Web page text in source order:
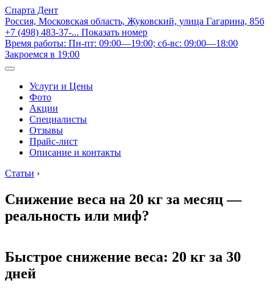
Спарта Дент
Россия, Московская область, Жуковский, улица Гагарина, 85б
+7 (498) 483-37-... Показать номер
Время работы: Пн-пт: 09:00—19:00; сб-вс: 09:00—18:00
Закроемся в 19:00
Услуги и Цены
Фото
Акции
Специалисты
Отзывы
Прайс-лист
Описание и контакты
Статьи ›
Снижение веса на 20 кг за месяц —
реальность или миф?
Быстрое снижение веса: 20 кг за 30
дней